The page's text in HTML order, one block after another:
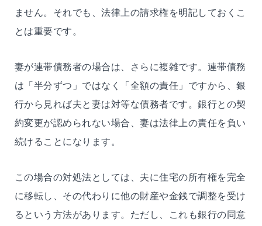
ません。それでも、法律上の請求権を明記しておくこ
とは重要です。
妻が連帯債務者の場合は、さらに複雑です。連帯債務
は「半分ずつ」ではなく「全額の責任」ですから、銀
行から見れば夫と妻は対等な債務者です。銀行との契
約変更が認められない場合、妻は法律上の責任を負い
続けることになります。
この場合の対処法としては、夫に住宅の所有権を完全
に移転し、その代わりに他の財産や金銭で調整を受け
るという方法があります。ただし、これも銀行の同意